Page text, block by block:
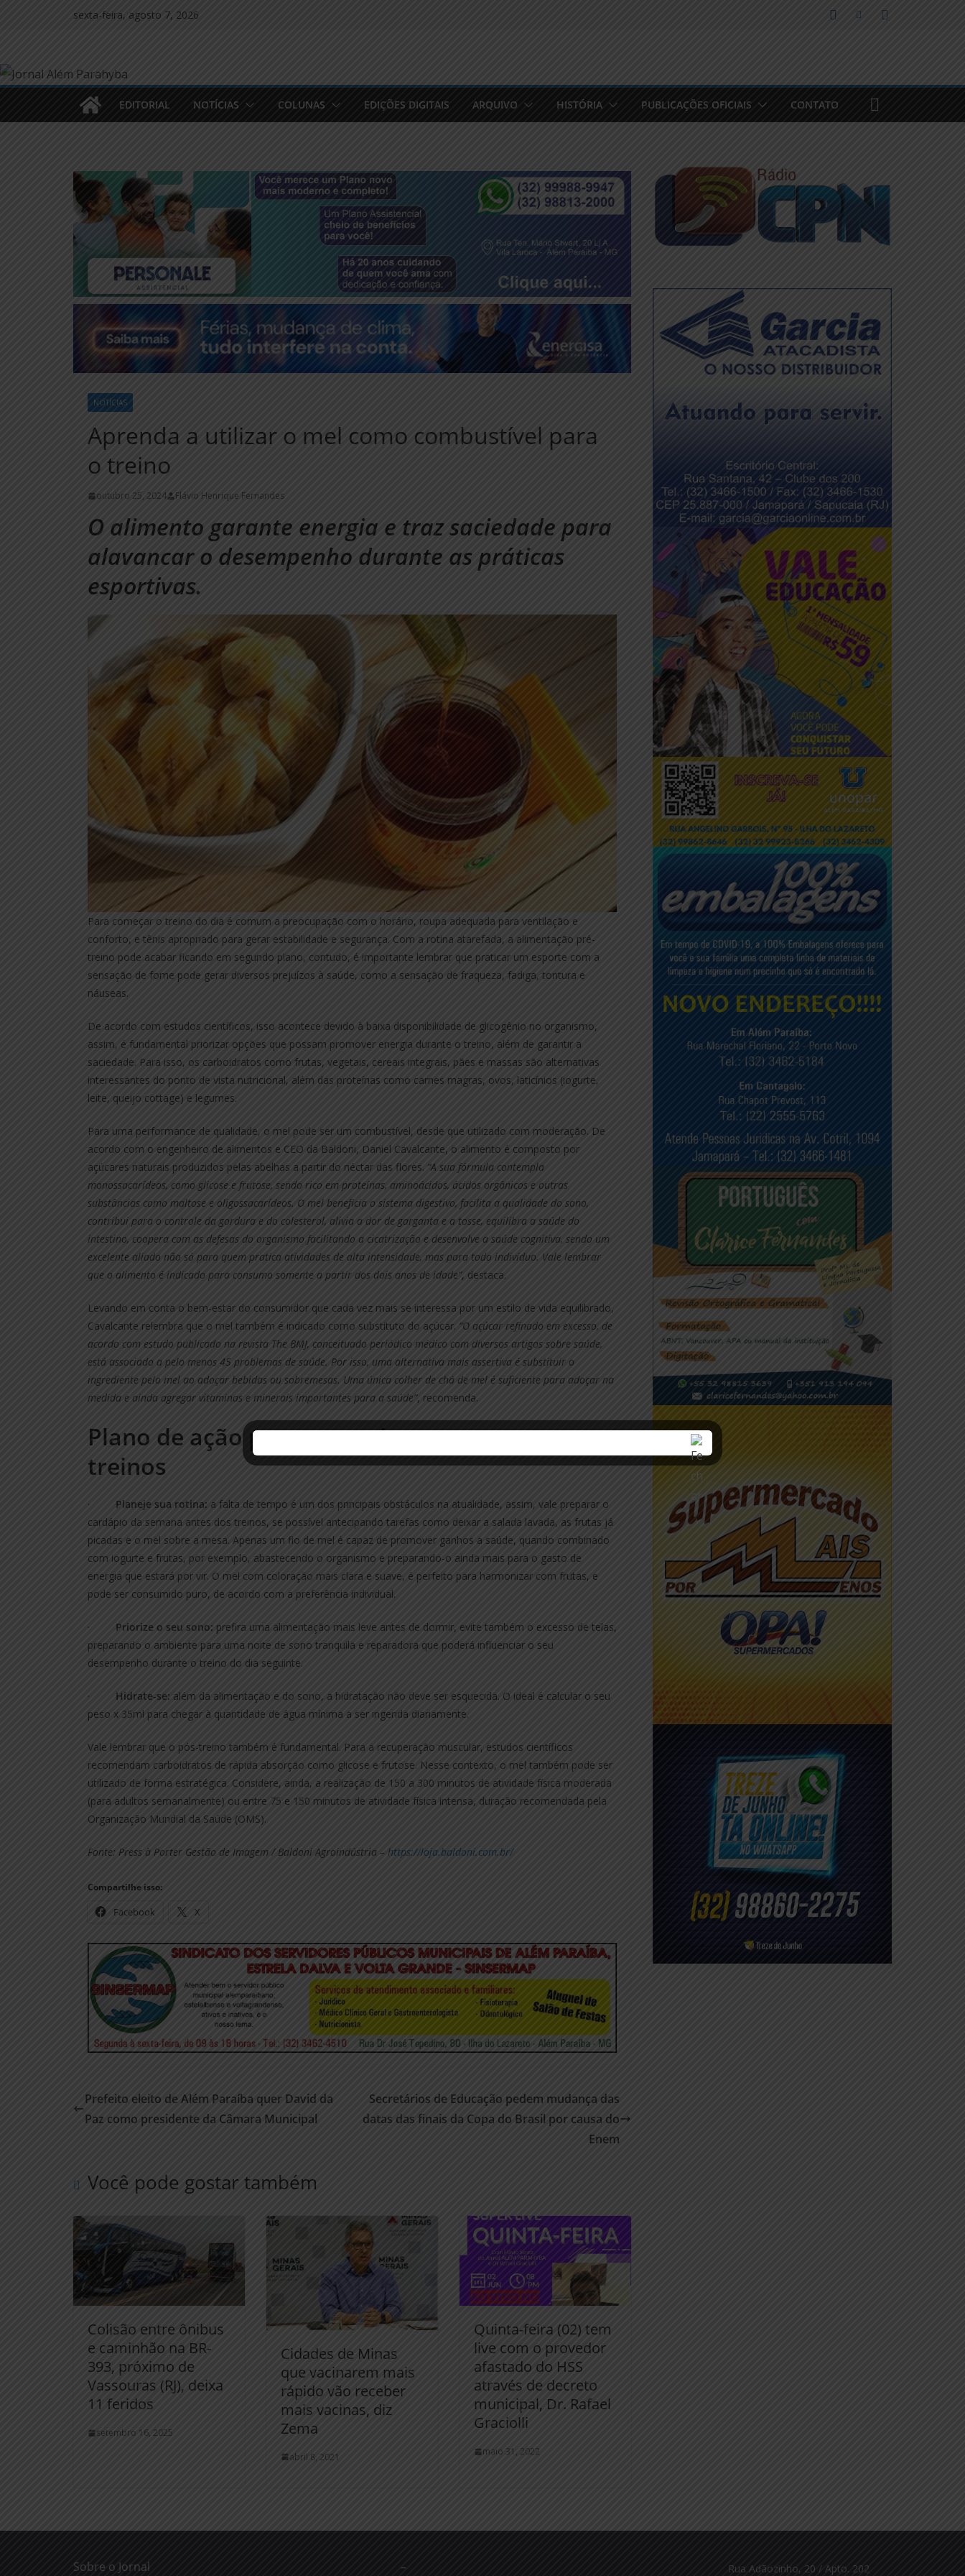
conteúdo
sexta-feira, agosto 7, 2026
EDITORIAL NOTÍCIAS COLUNAS EDIÇÕES DIGITAIS ARQUIVO HISTÓRIA PUBLICAÇÕES OFICIAIS CONTATO
NOTÍCIAS
Aprenda a utilizar o mel como combustível para
o treino
outubro 25, 2024 Flávio Henrique Fernandes
O alimento garante energia e traz saciedade para
alavancar o desempenho durante as práticas
esportivas.
Para começar o treino do dia é comum a preocupação com o horário, roupa adequada para ventilação e
conforto, e tênis apropriado para gerar estabilidade e segurança. Com a rotina atarefada, a alimentação pré-
treino pode acabar ficando em segundo plano, contudo, é importante lembrar que praticar um esporte com a
sensação de fome pode gerar diversos prejuízos à saúde, como a sensação de fraqueza, fadiga, tontura e
náuseas.
De acordo com estudos científicos, isso acontece devido à baixa disponibilidade de glicogênio no organismo,
assim, é fundamental priorizar opções que possam promover energia durante o treino, além de garantir a
saciedade. Para isso, os carboidratos como frutas, vegetais, cereais integrais, pães e massas são alternativas
interessantes do ponto de vista nutricional, além das proteínas como carnes magras, ovos, laticínios (iogurte,
leite, queijo cottage) e legumes.
Para uma performance de qualidade, o mel pode ser um combustível, desde que utilizado com moderação. De
acordo com o engenheiro de alimentos e CEO da Baldoni, Daniel Cavalcante, o alimento é composto por
açúcares naturais produzidos pelas abelhas a partir do néctar das flores. “A sua fórmula contempla
monossacarídeos, como glicose e frutose, sendo rico em proteínas, aminoácidos, ácidos orgânicos e outras
substâncias como maltose e oligossacarídeos. O mel beneficia o sistema digestivo, facilita a qualidade do sono,
contribui para o controle da gordura e do colesterol, alivia a dor de garganta e a tosse, equilibra a saúde do
intestino, coopera com as defesas do organismo facilitando a cicatrização e desenvolve a saúde cognitiva, sendo um
excelente aliado não só para quem pratica atividades de alta intensidade, mas para todo indivíduo. Vale lembrar
que o alimento é indicado para consumo somente a partir dos dois anos de idade”, destaca.
Levando em conta o bem-estar do consumidor que cada vez mais se interessa por um estilo de vida equilibrado,
Cavalcante relembra que o mel também é indicado como substituto do açúcar. “O açúcar refinado em excesso, de
acordo com estudo publicado na revista The BMJ, conceituado periódico médico com diversos artigos sobre saúde,
está associado a pelo menos 45 problemas de saúde. Por isso, uma alternativa mais assertiva é substituir o
ingrediente pelo mel ao adoçar bebidas ou sobremesas. Uma única colher de chá de mel é suficiente para adoçar na
medida e ainda agregar vitaminas e minerais importantes para a saúde”, recomenda.
Plano de ação para garantir o sucesso nos
treinos
· Planeje sua rotina: a falta de tempo é um dos principais obstáculos na atualidade, assim, vale preparar o
cardápio da semana antes dos treinos, se possível antecipando tarefas como deixar a salada lavada, as frutas já
picadas e o mel sobre a mesa. Apenas um fio de mel é capaz de promover ganhos a saúde, quando combinado
com iogurte e frutas, por exemplo, abastecendo o organismo e preparando-o ainda mais para o gasto de
energia que estará por vir. O mel com coloração mais clara e suave, é perfeito para harmonizar com frutas, e
pode ser consumido puro, de acordo com a preferência individual.
· Priorize o seu sono: prefira uma alimentação mais leve antes de dormir, evite também o excesso de telas,
preparando o ambiente para uma noite de sono tranquila e reparadora que poderá influenciar o seu
desempenho durante o treino do dia seguinte.
· Hidrate-se: além da alimentação e do sono, a hidratação não deve ser esquecida. O ideal é calcular o seu
peso x 35ml para chegar à quantidade de água mínima a ser ingerida diariamente.
Vale lembrar que o pós-treino também é fundamental. Para a recuperação muscular, estudos científicos
recomendam carboidratos de rápida absorção como glicose e frutose. Nesse contexto, o mel também pode ser
utilizado de forma estratégica. Considere, ainda, a realização de 150 a 300 minutos de atividade física moderada
(para adultos semanalmente) ou entre 75 e 150 minutos de atividade física intensa, duração recomendada pela
Organização Mundial da Saúde (OMS).
Fonte: Press à Porter Gestão de Imagem / Baldoni Agroindústria – https://loja.baldoni.com.br/
Compartilhe isso:
Facebook X
Prefeito eleito de Além Paraíba quer David da
Paz como presidente da Câmara Municipal
Secretários de Educação pedem mudança das
datas das finais da Copa do Brasil por causa do
Enem
Você pode gostar também
Colisão entre ônibus
e caminhão na BR-
393, próximo de
Vassouras (RJ), deixa
11 feridos
setembro 16, 2025
Cidades de Minas
que vacinarem mais
rápido vão receber
mais vacinas, diz
Zema
abril 8, 2021
Quinta-feira (02) tem
live com o provedor
afastado do HSS
através de decreto
municipal, Dr. Rafael
Graciolli
maio 31, 2022
Sobre o Jornal – Rua Adãozinho, 20 / Apto. 202